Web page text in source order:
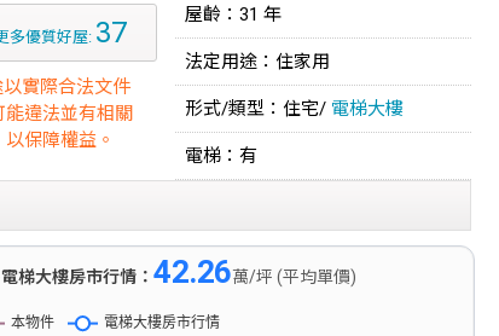
多優質好屋: 37
實際合法文件
違法並有相關
保障權益。
屋齡：31 年
法定用途：住家用
形式/類型：住宅/ 電梯大樓
電梯：有
電梯大樓房市行情：42.26萬/坪 (平均單價)